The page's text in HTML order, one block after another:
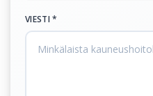
VIESTI *